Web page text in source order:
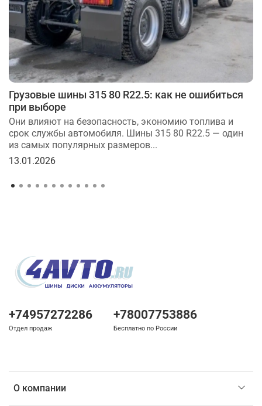
Грузовые шины 315 80 R22.5: как не ошибиться
при выборе
Они влияют на безопасность, экономию топлива и
срок службы автомобиля. Шины 315 80 R22.5 — один
из самых популярных размеров...
13.01.2026
О компании
+74957272286
Отдел продаж
+78007753886
Бесплатно по России